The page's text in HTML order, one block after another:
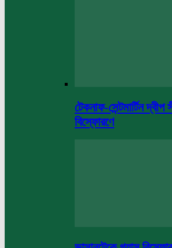
টেকনাফ-সেন্টমার্টিন
বিস্ফোরণে